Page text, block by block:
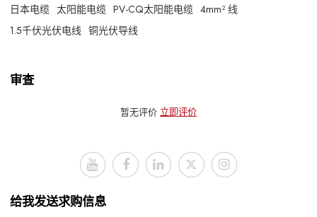
日本电缆 太阳能电缆 PV-CQ太阳能电缆 4mm² 线
1.5千伏光伏电线 铜光伏导线
审查
暂无评价 立即评价
给我发送求购信息